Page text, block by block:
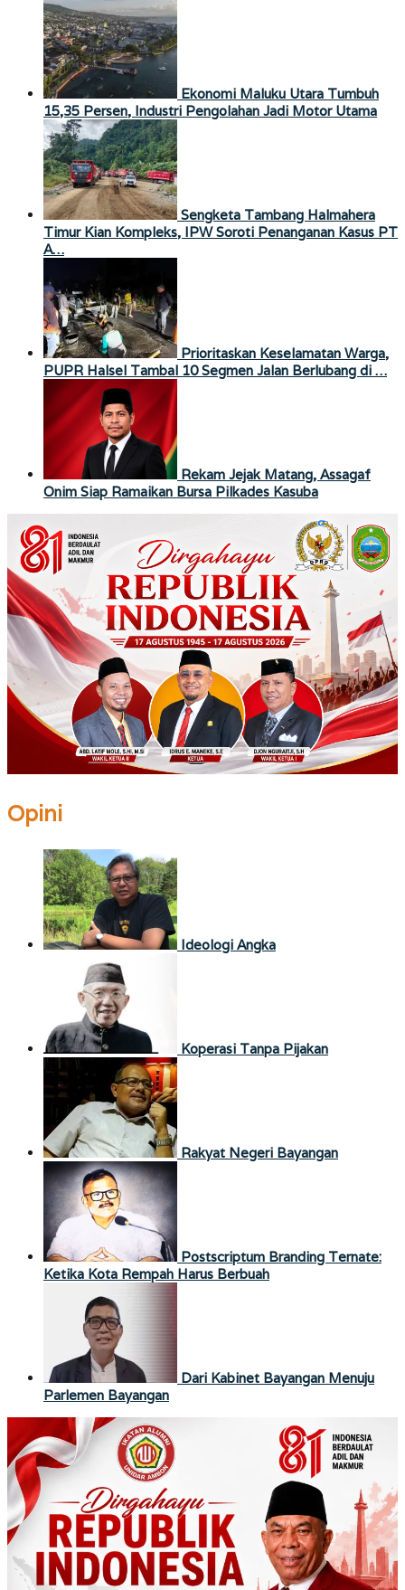
Ekonomi Maluku Utara Tumbuh
15,35 Persen, Industri Pengolahan Jadi Motor Utama
Sengketa Tambang Halmahera
Timur Kian Kompleks, IPW Soroti Penanganan Kasus PT
A…
Prioritaskan Keselamatan Warga,
PUPR Halsel Tambal 10 Segmen Jalan Berlubang di …
Rekam Jejak Matang, Assagaf
Onim Siap Ramaikan Bursa Pilkades Kasuba
Opini
Ideologi Angka
Koperasi Tanpa Pijakan
Rakyat Negeri Bayangan
Postscriptum Branding Ternate:
Ketika Kota Rempah Harus Berbuah
Dari Kabinet Bayangan Menuju
Parlemen Bayangan